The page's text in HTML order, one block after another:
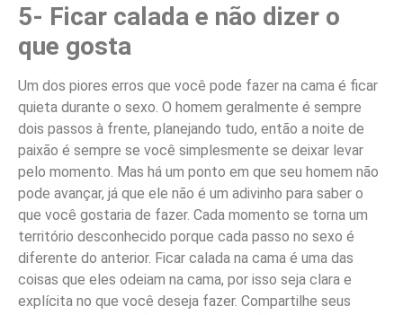
5- Ficar calada e não dizer o
que gosta
Um dos piores erros que você pode fazer na cama é ficar
quieta durante o sexo. O homem geralmente é sempre
dois passos à frente, planejando tudo, então a noite de
paixão é sempre se você simplesmente se deixar levar
pelo momento. Mas há um ponto em que seu homem não
pode avançar, já que ele não é um adivinho para saber o
que você gostaria de fazer. Cada momento se torna um
território desconhecido porque cada passo no sexo é
diferente do anterior. Ficar calada na cama é uma das
coisas que eles odeiam na cama, por isso seja clara e
explícita no que você deseja fazer. Compartilhe seus